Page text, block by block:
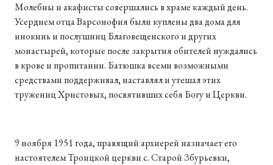
Молебны и акафисты совершались в храме каждый день.
Усердием отца Варсонофия были куплены два дома для
инокинь и послушниц Благовещенского и других
монастырей, которые после закрытия обителей нуждались
в крове и пропитании. Батюшка всеми возможными
средствами поддерживал, наставлял и утешал этих
тружениц Христовых, посвятивших себя Богу и Церкви.
9 ноября 1951 года, правящий архиерей назначает его
настоятелем Троицкой церкви с. Старой Збурьевки,